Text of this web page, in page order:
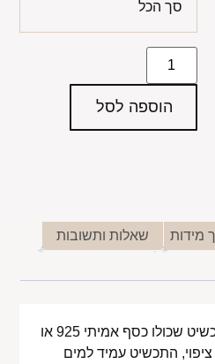
סך הכל
הוספה לסל
מידות
שאלות ותשובות
במידה ומדובר בתכשיט שכולו כסף אמיתי 925 או
התכשיט עמיד למים